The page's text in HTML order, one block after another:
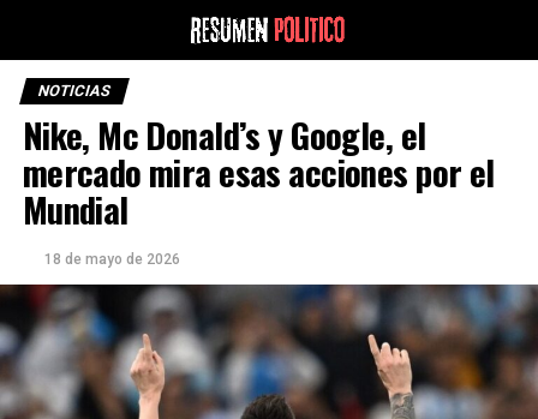
NOTICIAS
Nike, Mc Donald’s y Google, el
mercado mira esas acciones por el
Mundial
18 de mayo de 2026